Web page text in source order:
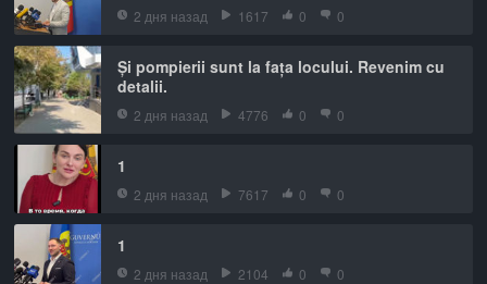
2 дня назад 1617 0 0
Și pompierii sunt la fața locului. Revenim cu
detalii.
2 дня назад 4776 0 0
1
2 дня назад 7617 0 0
1
2 дня назад 2104 0 0